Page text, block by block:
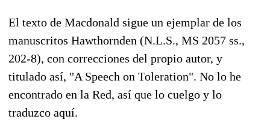
El texto de Macdonald sigue un ejemplar de los
manuscritos Hawthornden (N.L.S., MS 2057 ss.,
202-8), con correcciones del propio autor, y
titulado así, "A Speech on Toleration". No lo he
encontrado en la Red, así que lo cuelgo y lo
traduzco aquí.